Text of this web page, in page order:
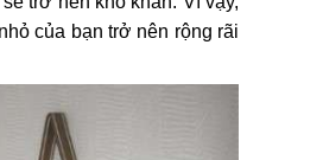
của bạn trở nên rộng rãi